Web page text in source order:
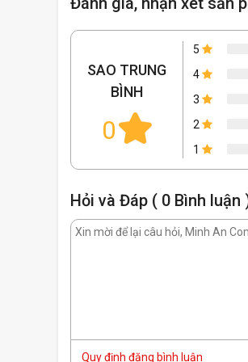
mọi thử thách.
SAO TRUNG
BÌNH
0
5
4
3
2
1
Hỏi và Đáp ( 0 Bình luận
Quy định đăng bình luận